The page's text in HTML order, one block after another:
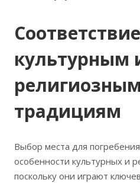
Соответствие
культурным
религиозным
традициям
Выбор места для
особенности культурных и
поскольку они играют